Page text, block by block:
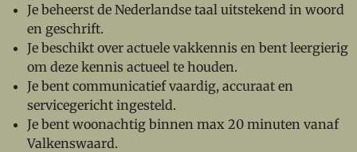
Je beheerst de Nederlandse taal uitstekend in woord
en geschrift.
Je beschikt over actuele vakkennis en bent leergierig
om deze kennis actueel te houden.
Je bent communicatief vaardig, accuraat en
servicegericht ingesteld.
Je bent woonachtig binnen max 20 minuten vanaf
Valkenswaard.